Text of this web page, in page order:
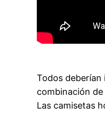
Todos deberían
combinación
Las camisetas